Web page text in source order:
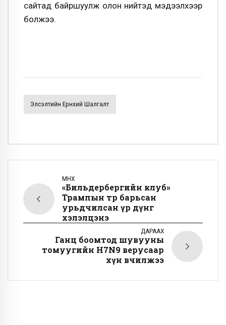
сайтад байршуулж олон нийтэд мэдээлхээр
болжээ.
Элсэлтийн Ерөнхий Шалгалт
ӨМНӨХ
«Бильдербергийн клуб»
Трампын төр барьсан
урьдчилсан үр дүнг
хэлэлцэнэ
ДАРААХ
Ганц боомтод шувууны
томуугийн H7N9 верусаар
хүн өвчилжээ